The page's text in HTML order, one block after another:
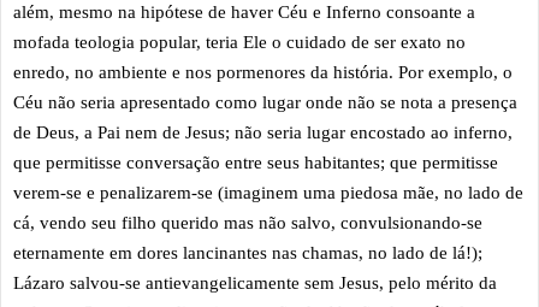
além, mesmo na hipótese de haver Céu e Inferno consoante a
mofada teologia popular, teria Ele o cuidado de ser exato no
enredo, no ambiente e nos pormenores da história. Por exemplo, o
Céu não seria apresentado como lugar onde não se nota a presença
de Deus, a Pai nem de Jesus; não seria lugar encostado ao inferno,
que permitisse conversação entre seus habitantes; que permitisse
verem-se e penalizarem-se (imaginem uma piedosa mãe, no lado de
cá, vendo seu filho querido mas não salvo, convulsionando-se
eternamente em dores lancinantes nas chamas, no lado de lá!);
Lázaro salvou-se antievangelicamente sem Jesus, pelo mérito da